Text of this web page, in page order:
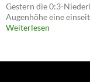
Gestern die 0:3-
Augenhöhe eine
Weiterlesen